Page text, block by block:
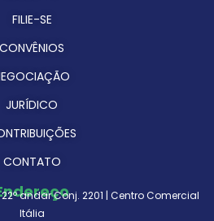
FILIE-SE
CONVÊNIOS
JURÍDICO
CONTATO
andar Conj. 2201 | Centro Comercial
Itália